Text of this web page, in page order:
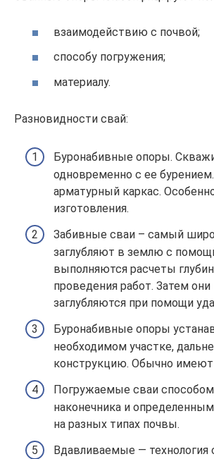
взаимодействию с почвой;
способу погружения;
материалу.
Разновидности свай:
Буронабивные опоры.
одновременно с ее
арматурный каркас.
изготовления.
Забивные сваи – самый
заглубляют в землю с
выполняются расчеты
проведения работ. Затем
заглубляются при помощи
Буронабивные опоры
необходимом участке,
конструкцию. Обычно
Погружаемые сваи
наконечника и
на разных типах почвы.
Вдавливаемые — технология